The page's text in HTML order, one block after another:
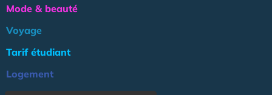
Mode & beauté
Voyage
Tarif étudiant
Logement